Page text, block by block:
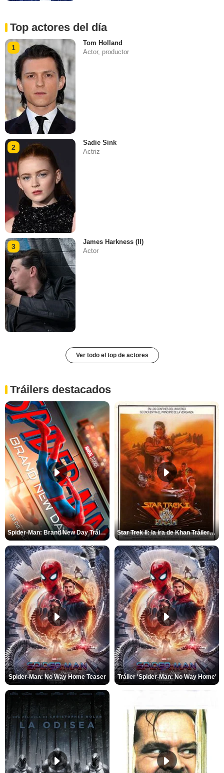
Top actores del día
1
Tom Holland
Actor, productor
2
Sadie Sink
Actriz
3
James Harkness (II)
Actor
Ver todo el top de actores
Tráilers destacados
Spider-Man: Brand New Day Tráiler (3) Star Trek II: la ira de Khan Tráiler VO
Spider-Man: No Way Home Teaser Tráiler 'Spider-Man: No Way Home'